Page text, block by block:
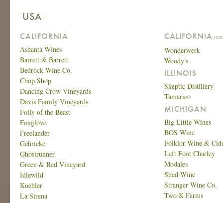
USA
CALIFORNIA
Ashanta Wines
Barrett & Barrett
Bedrock Wine Co.
Chop Shop
Dancing Crow Vineyards
Davis Family Vineyards
Folly of the Beast
Foxglove
Freelander
Gehricke
Ghostrunner
Green & Red Vineyard
Idlewild
Koehler
La Sirena
CALIFORNIA
Wonderwerk
Woody's
ILLINOIS
Skeptic Distillery
Tamarico
MICHIGAN
Big Little Wines
BOS Wine
Folklor Wine &
Left Foot Charley
Modales
Shed Wine
Stranger Wine Co.
Two K Farms